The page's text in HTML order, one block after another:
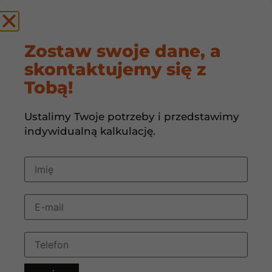
FOTOWOLTAIKA
Zostaw swoje dane, a
skontaktujemy się z
Tobą!
Ustalimy Twoje potrzeby i przedstawimy
indywidualną kalkulację.